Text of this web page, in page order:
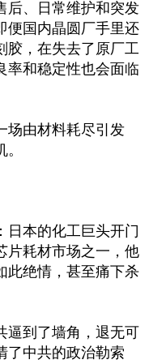
后、日常维护和突发
便国内晶圆厂手里还
胶，在失去了原厂工
率和稳定性也会面临
场由材料耗尽引发
日本的化工巨头开门
片耗材市场之一，他
此绝情，甚至痛下杀
逼到了墙角，退无可
了中共的政治勒索